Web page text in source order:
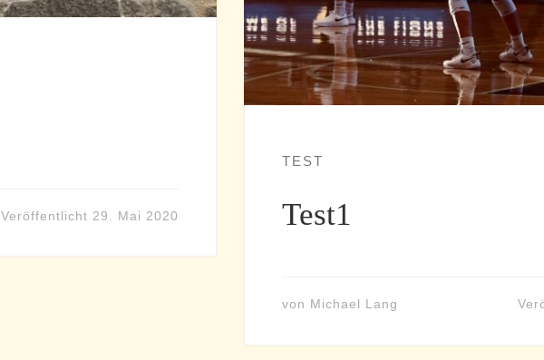
Veröffentlicht 29. Mai 2020
TEST
Test1
von Michael Lang